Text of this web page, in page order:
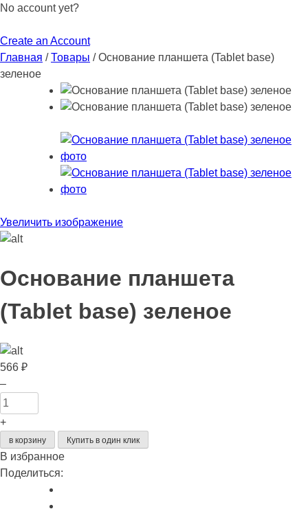
No account yet?
Create an Account
Главная /Товары /Основание планшета (Tablet base)
зеленое
Увеличить изображение
Основание планшета
(Tablet base) зеленое
566 ₽
Количество
товара
Основание
планшета
(Tablet
зеленое
–
+
в корзину Купить в один клик
В избранное
Поделиться: